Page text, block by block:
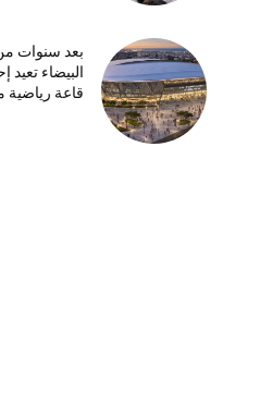
بعد سنوات من
البيضاء تعيد
قاعة رياضية